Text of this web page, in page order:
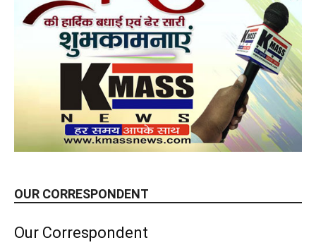
OUR CORRESPONDENT
Our Correspondent